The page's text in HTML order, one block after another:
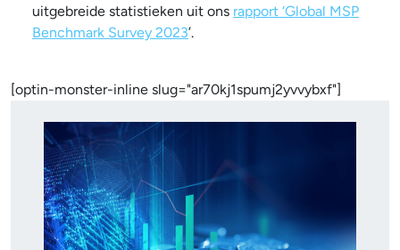
uitgebreide statistieken uit ons rapport ‘Global MSP
Benchmark Survey 2023’.
[optin-monster-inline slug="ar70kj1spumj2yvvybxf"]